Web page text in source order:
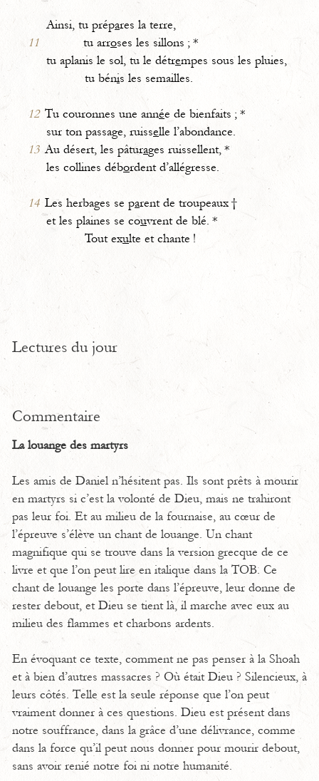
Ainsi, tu prépares la terre,
11
tu arroses les sillons ; *
tu aplanis le sol, tu le détrempes sous les pluies,
tu bénis les semailles.
12 Tu couronnes une année de bienfaits ; *
sur ton passage, ruisselle l’abondance.
13 Au désert, les pâturages ruissellent, *
les collines débordent d’allégresse.
14 Les herbages se parent de troupeaux †
et les plaines se couvrent de blé. *
Tout exulte et chante !
Lectures du jour
Commentaire
La louange des martyrs
Les amis de Daniel n’hésitent pas. Ils sont prêts à mourir
en martyrs si c’est la volonté de Dieu, mais ne trahiront
pas leur foi. Et au milieu de la fournaise, au cœur de
l’épreuve s’élève un chant de louange. Un chant
magnifique qui se trouve dans la version grecque de ce
livre et que l’on peut lire en italique dans la TOB. Ce
chant de louange les porte dans l’épreuve, leur donne de
rester debout, et Dieu se tient là, il marche avec eux au
milieu des flammes et charbons ardents.
En évoquant ce texte, comment ne pas penser à la Shoah
et à bien d’autres massacres ? Où était Dieu ? Silencieux, à
leurs côtés. Telle est la seule réponse que l’on peut
vraiment donner à ces questions. Dieu est présent dans
notre souffrance, dans la grâce d’une délivrance, comme
dans la force qu’il peut nous donner pour mourir debout,
sans avoir renié notre foi ni notre humanité.